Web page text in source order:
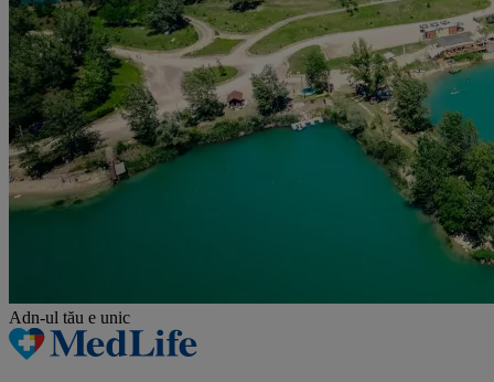
Adn-ul tău e unic